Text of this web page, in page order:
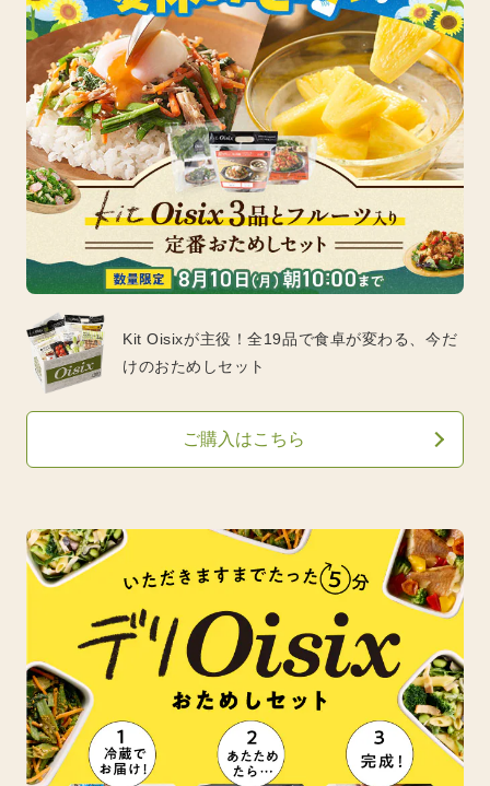
Kit Oisixが主役！全19品で食卓が変わる、今だ
けのおためしセット
ご購入はこちら